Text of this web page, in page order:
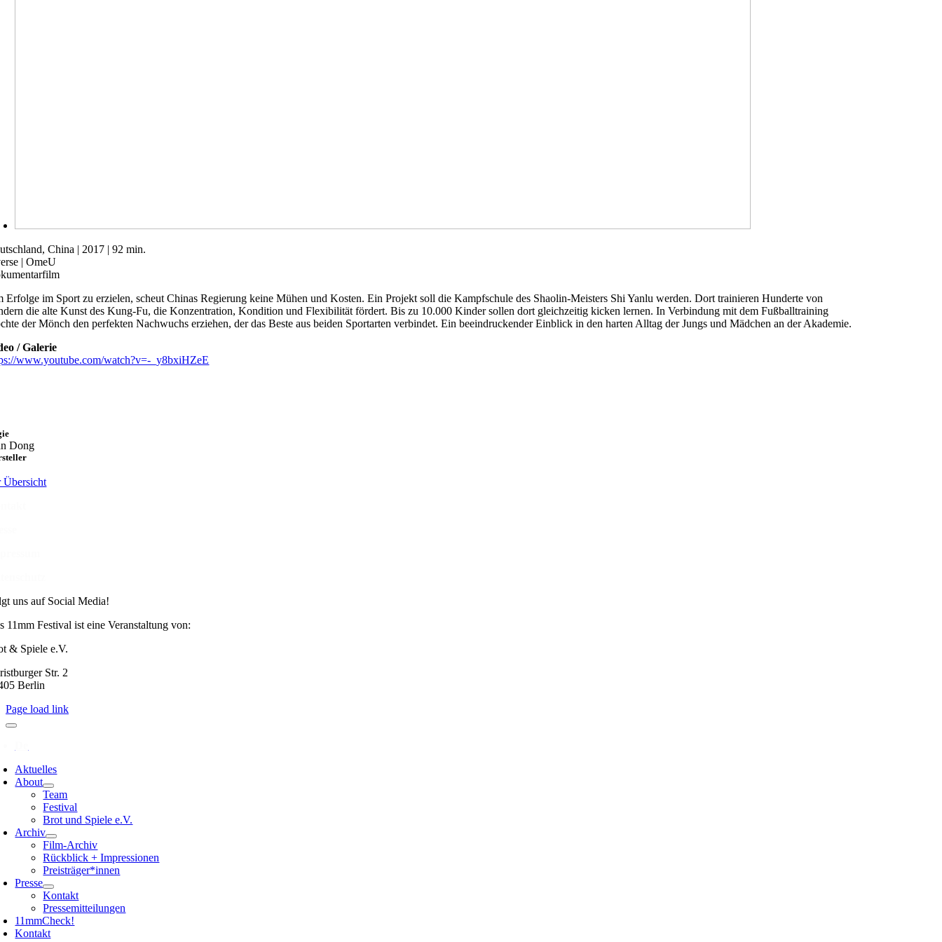
China | 2017 | 92 min.
| OmeU
Erfolge im Sport zu erzielen, scheut Chinas Regierung keine Mühen und Kosten. Ein Projekt soll die Kampfschule des Shaolin-Meisters Shi Yanlu werden. Dort trainieren Hunderte von
die alte Kunst des Kung-Fu, die Konzentration, Kondition und Flexibilität fördert. Bis zu 10.000 Kinder sollen dort gleichzeitig kicken lernen. In Verbindung mit dem Fußballtraining
der Mönch den perfekten Nachwuchs erziehen, der das Beste aus beiden Sportarten verbindet. Ein beeindruckender Einblick in den harten Alltag der Jungs und Mädchen an der Akademie.
/ Galerie
www.youtube.com/watch?v=-_y8bxiHZeE
Dong
Übersicht
uns auf Social Media!
11mm Festival ist eine Veranstaltung von:
& Spiele e.V.
Str. 2
Berlin
Page load link
Aktuelles
About
Team
Festival
Brot und Spiele e.V.
Archiv
Film-Archiv
Rückblick + Impressionen
Preisträger*innen
Presse
Kontakt
Pressemitteilungen
11mmCheck!
Kontakt